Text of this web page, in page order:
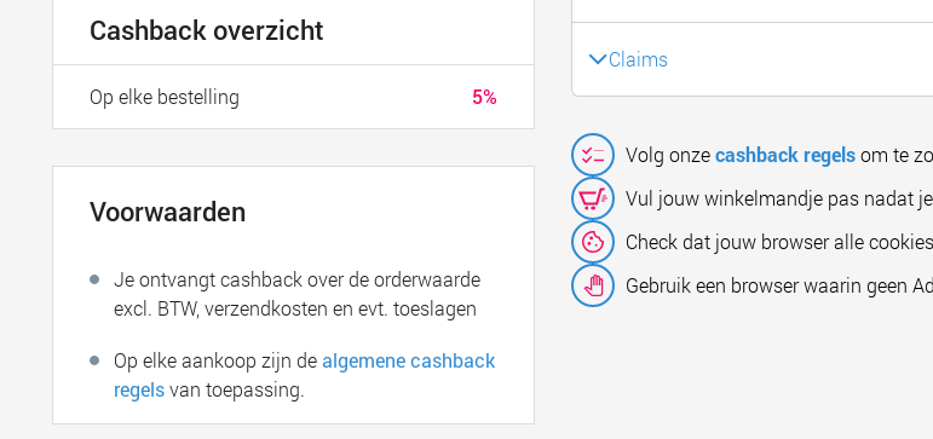
Claims
Volg onzecashback regelsom te
Vul jouw winkelmandje pas nadat
Check dat jouw browser alle
Gebruik een browser waarin geen
Cashback overzicht
5%
Op elke bestelling
Voorwaarden
Je ontvangt cashback over de orderwaarde
excl. BTW, verzendkosten en evt. toeslagen
Op elke aankoop zijn dealgemene cashback
regelsvan toepassing.